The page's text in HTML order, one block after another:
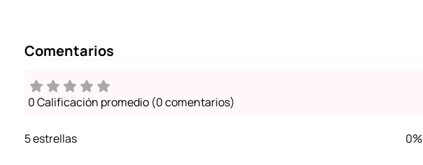
Comentarios
0 Calificación promedio (0 comentarios)
5 estrellas 0%